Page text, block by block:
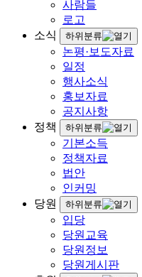
사람들
로고
소식
하위분류
논평·보도자료
일정
행사소식
홍보자료
공지사항
정책
하위분류
기본소득
정책자료
법안
인커밍
당원
하위분류
입당
당원교육
당원정보
당원게시판